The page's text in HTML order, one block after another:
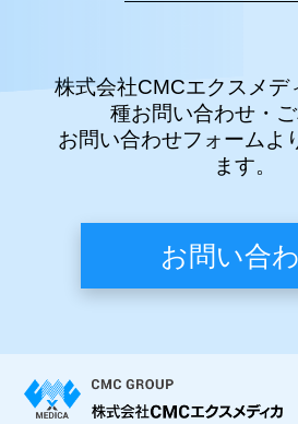
株式会社CMCエクスメデ
種お問い合わせ・ご
お問い合わせフォームよ
ます。
お問い合